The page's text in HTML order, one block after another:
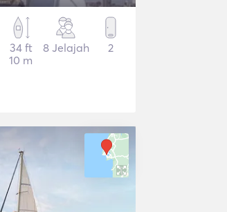
34 ft
10 m
8 Jelajah 2